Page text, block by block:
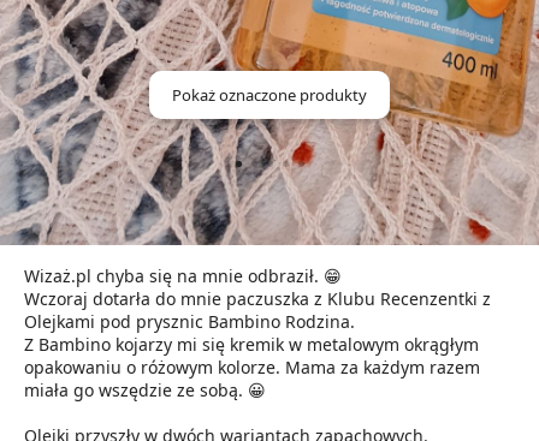
Pokaż oznaczone produkty
taktojamarta
5 lat temu Odświeżony 13.01.2021 14:16
134 17 0
Wizaż.pl chyba się na mnie odbraził. 😁
Wczoraj dotarła do mnie paczuszka z Klubu Recenzentki z
Olejkami pod prysznic Bambino Rodzina.
Z Bambino kojarzy mi się kremik w metalowym okrągłym
opakowaniu o różowym kolorze. Mama za każdym razem
miała go wszędzie ze sobą. 😀
Olejki przyszły w dwóch wariantach zapachowych.